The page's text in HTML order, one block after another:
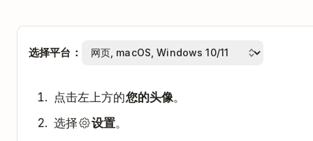
选择平台：
点击左上方的您的头像。
选择
设置。